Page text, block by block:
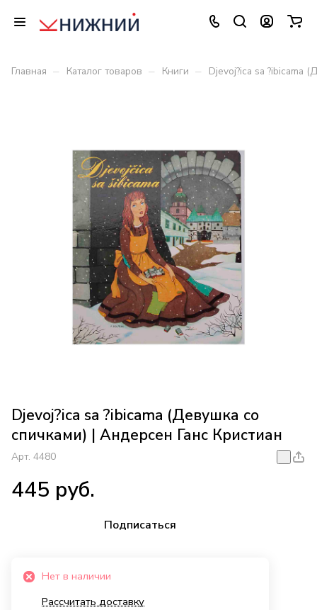
Главная – Каталог товаров – Книги – Djevoj?ica sa ?ibicama
Djevoj?ica sa ?ibicama (Девушка со
спичками) | Андерсен Ганс Кристиан
Арт. 4480
445 руб.
Подписаться
Нет в наличии
Рассчитать доставку